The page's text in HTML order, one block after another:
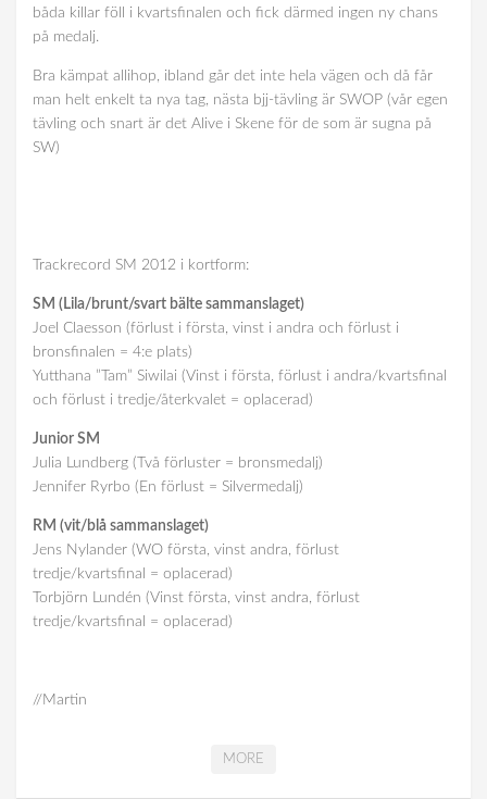
båda killar föll i kvartsfinalen och fick därmed ingen ny chans
på medalj.
Bra kämpat allihop, ibland går det inte hela vägen och då får
man helt enkelt ta nya tag, nästa bjj-tävling är SWOP (vår egen
tävling och snart är det Alive i Skene för de som är sugna på
SW)
Trackrecord SM 2012 i kortform:
SM (Lila/brunt/svart bälte sammanslaget)
Joel Claesson (förlust i första, vinst i andra och förlust i
bronsfinalen = 4:e plats)
Yutthana ”Tam” Siwilai (Vinst i första, förlust i andra/kvartsfinal
och förlust i tredje/återkvalet = oplacerad)
Junior SM
Julia Lundberg (Två förluster = bronsmedalj)
Jennifer Ryrbo (En förlust = Silvermedalj)
RM (vit/blå sammanslaget)
Jens Nylander (WO första, vinst andra, förlust
tredje/kvartsfinal = oplacerad)
Torbjörn Lundén (Vinst första, vinst andra, förlust
tredje/kvartsfinal = oplacerad)
//Martin
MORE